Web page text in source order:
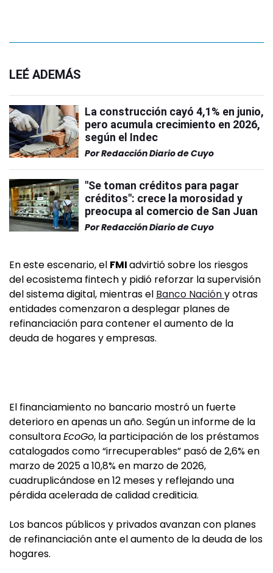
LEÉ ADEMÁS
La construcción cayó 4,1% en junio,
pero acumula crecimiento en 2026,
según el Indec
PorRedacción Diario de Cuyo
"Se toman créditos para pagar
créditos": crece la morosidad y
preocupa al comercio de San Juan
PorRedacción Diario de Cuyo
En este escenario, el FMIadvirtió sobre los riesgos
del ecosistema fintech y pidió reforzar la supervisión
del sistema digital, mientras el Banco Nacióny otras
entidades comenzaron a desplegar planes de
refinanciación para contener el aumento de la
deuda de hogares y empresas.
El financiamiento no bancario mostró un fuerte
deterioro en apenas un año. Según un informe de la
consultoraEcoGo, la participación de los préstamos
catalogados como “irrecuperables” pasó de 2,6% en
marzo de 2025 a 10,8% en marzo de 2026,
cuadruplicándose en 12 meses y reflejando una
pérdida acelerada de calidad crediticia.
Los bancos públicos y privados avanzan con planes
de refinanciación ante el aumento de la deuda de los
hogares.